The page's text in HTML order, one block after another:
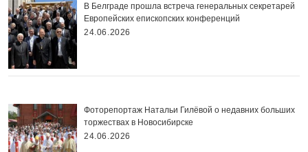
В Белграде прошла встреча генеральных секретарей
Европейских епископских конференций
24.06.2026
Фоторепортаж Натальи Гилёвой о недавних больших
торжествах в Новосибирске
24.06.2026